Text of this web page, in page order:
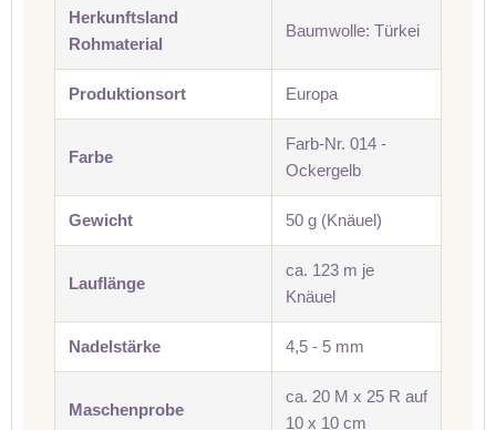
Herkunftsland
Rohmaterial
Baumwolle: Türkei
Produktionsort Europa
Farbe
Farb-Nr. 014 -
Ockergelb
Gewicht 50 g (Knäuel)
Lauflänge
ca. 123 m je
Knäuel
Nadelstärke 4,5 - 5 mm
Maschenprobe
ca. 20 M x 25 R auf
10 x 10 cm